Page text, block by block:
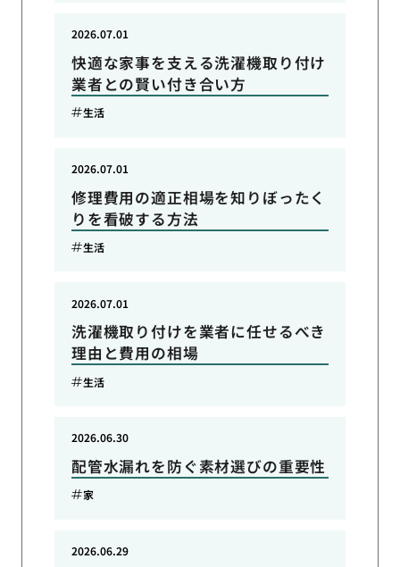
快適な家事を支える洗濯機取り付け
業者との賢い付き合い方
2026.07.01
生活
修理費用の適正相場を知りぼったく
りを看破する方法
2026.07.01
生活
洗濯機取り付けを業者に任せるべき
理由と費用の相場
2026.07.01
生活
配管水漏れを防ぐ素材選びの重要性
2026.06.30
家
2026.06.29